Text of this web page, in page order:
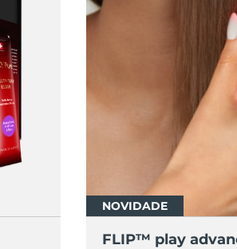
NOVIDADE
FLIP™ play